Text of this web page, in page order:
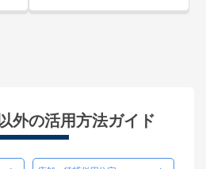
外の活用方法ガイド